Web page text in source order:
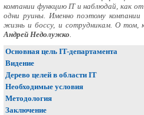
компании функцию IT и наблюдай, как
одни руины. Именно поэтому
жизнь и боссу, и сотрудникам. О том,
Андрей Недолужко.
Основная цель IT-департамента
Видение
Дерево целей в области IT
Необходимые условия
Методология
Заключение